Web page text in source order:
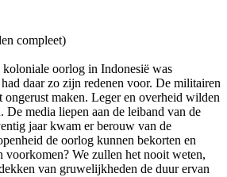
compleet)
koloniale oorlog in Indonesië was
daar zo zijn redenen voor. De militairen
maken. Leger en overheid wilden
De media liepen aan de leiband van de
jaar kwam er berouw van de
de oorlog kunnen bekorten en
voorkomen? We zullen het nooit weten,
van gruwelijkheden de duur ervan